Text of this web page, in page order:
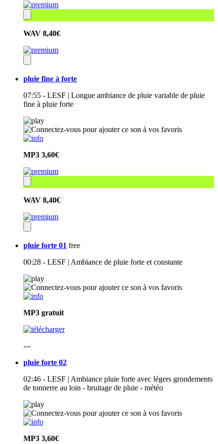
WAV 8,40€
pluie fine à forte
07:55 - LESF | Longue ambiance de pluie variable de pluie
fine à pluie forte
MP3 3,60€
WAV 8,40€
pluie forte 01 free
00:28 - LESF | Ambiance de pluie forte et constante
MP3 gratuit
---
pluie forte 02
02:46 - LESF | Ambiance pluie forte avec légers grondements
de tonnerre au loin - bruitage de pluie - météo
MP3 3,60€